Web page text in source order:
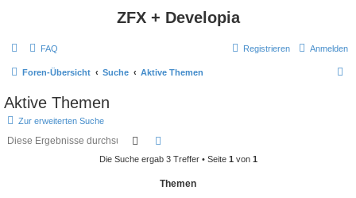
ZFX + Developia
FAQ Anmelden
Registrieren
Foren-Übersicht Suche Aktive Themen
Aktive Themen
Zur erweiterten Suche
Suche
Die Suche ergab 3 Treffer • Seite 1 von 1
Themen